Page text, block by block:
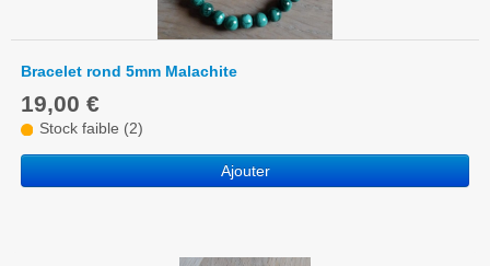
Bracelet rond 5mm Malachite
19,00 €
Stock faible (2)
Ajouter